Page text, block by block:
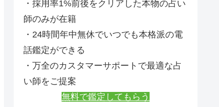
・採用率1%前後をクリアした本物の占い
師のみが在籍
・24時間年中無休でいつでも本格派の電
話鑑定ができる
・万全のカスタマーサポートで最適な占
い師をご提案
無料で鑑定してもらう